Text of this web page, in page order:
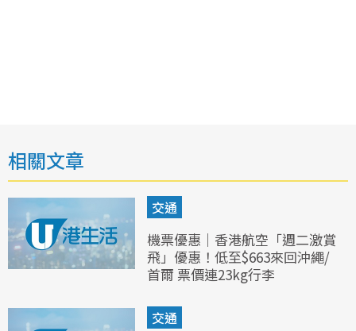
相關文章
交通
機票優惠｜香港航空「週二激賞
飛」優惠！低至$663來回沖繩/
首爾 票價連23kg行李
交通